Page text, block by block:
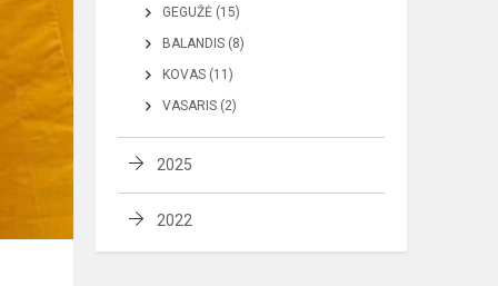
GEGUŽĖ (15)
BALANDIS (8)
KOVAS (11)
VASARIS (2)
2025
2022